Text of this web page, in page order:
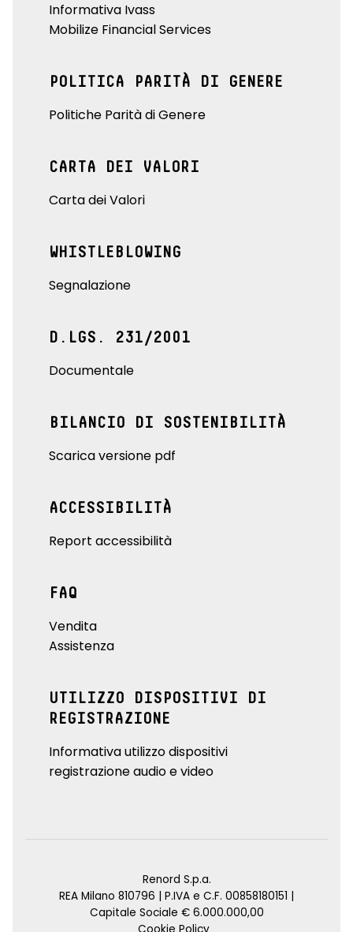
Informativa Ivass
Mobilize Financial Services
POLITICA PARITÀ DI GENERE
Politiche Parità di Genere
CARTA DEI VALORI
Carta dei Valori
WHISTLEBLOWING
Segnalazione
D.LGS. 231/2001
Documentale
BILANCIO DI SOSTENIBILITÀ
Scarica versione pdf
ACCESSIBILITÀ
Report accessibilità
FAQ
Vendita
Assistenza
UTILIZZO DISPOSITIVI DI
REGISTRAZIONE
Informativa utilizzo dispositivi
registrazione audio e video
Renord S.p.a.
REA Milano 810796 | P.IVA e C.F. 00858180151 |
Capitale Sociale € 6.000.000,00